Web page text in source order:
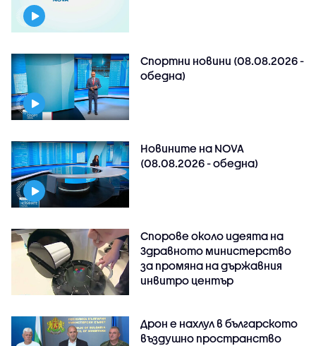
Спортни новини (08.08.2026 -
обедна)
Новините на NOVA
(08.08.2026 - обедна)
Спорове около идеята на
Здравното министерство
за промяна на държавния
инвитро център
Дрон е нахлул в българското
въздушно пространство